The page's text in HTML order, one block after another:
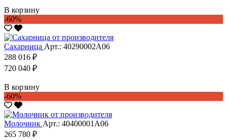
В корзину
-60%
Сахарница Арт.: 40290002А06
288 016 ₽
720 040 ₽
В корзину
-60%
Молочник Арт.: 40400001А06
265 780 ₽